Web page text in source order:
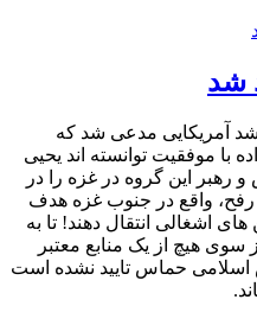
شد
آمریکایی مدعی شد که
با موفقیت توانسته اند یحیی
رهبر این گروه در غزه را در
واقع در جنوب غزه هدف
اشغالی انتقال دهند! تا به
هیچ از یک منابع معتبر
حماس تایید نشده است